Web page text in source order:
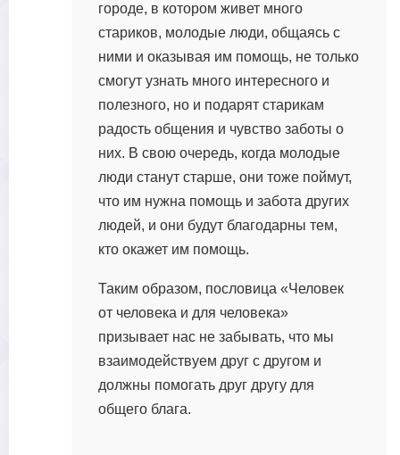
городе, в котором живет много
стариков, молодые люди, общаясь с
ними и оказывая им помощь, не только
смогут узнать много интересного и
полезного, но и подарят старикам
радость общения и чувство заботы о
них. В свою очередь, когда молодые
люди станут старше, они тоже поймут,
что им нужна помощь и забота других
людей, и они будут благодарны тем,
кто окажет им помощь.
Таким образом, пословица «Человек
от человека и для человека»
призывает нас не забывать, что мы
взаимодействуем друг с другом и
должны помогать друг другу для
общего блага.